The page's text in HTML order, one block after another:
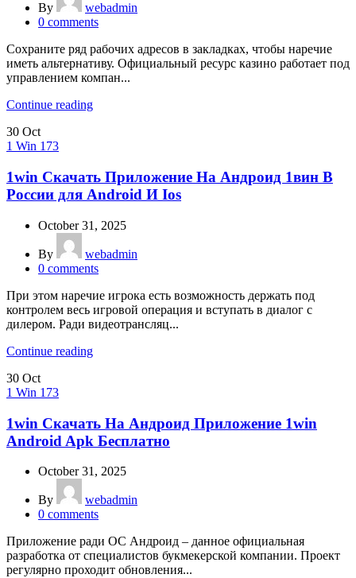
By
webadmin
0 comments
Сохраните ряд рабочих адресов в закладках, чтобы наречие
иметь альтернативу. Официальный ресурс казино работает под
управлением компан...
Continue reading
30 Oct
1 Win 173
1win Скачать Приложение На Андроид 1вин В
России для Android И Ios
October 31, 2025
By
webadmin
0 comments
При этом наречие игрока есть возможность держать под
контролем весь игровой операция и вступать в диалог с
дилером. Ради видеотрансляц...
Continue reading
30 Oct
1 Win 173
1win Скачать На Андроид Приложение 1win
Android Apk Бесплатно
October 31, 2025
By
webadmin
0 comments
Приложение ради ОС Андроид – данное официальная
разработка от специалистов букмекерской компании. Проект
регулярно проходит обновления...